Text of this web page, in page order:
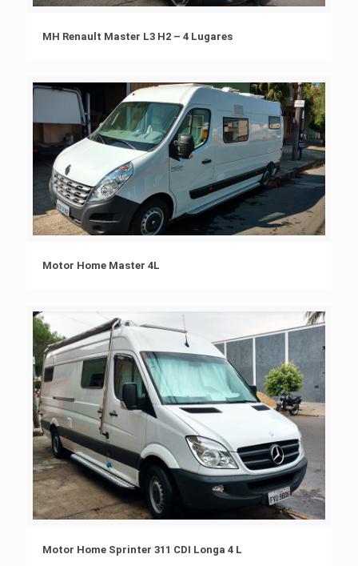
MH Renault Master L3 H2 – 4 Lugares
Motor Home Master 4L
Motor Home Sprinter 311 CDI Longa 4 L